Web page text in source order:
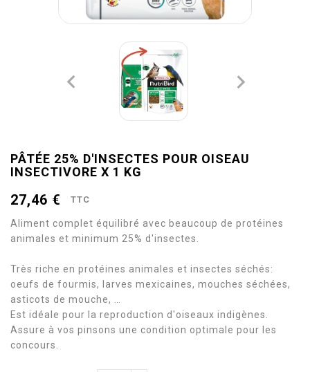
 
PÂTÉE 25% D'INSECTES POUR OISEAU
INSECTIVORE X 1 KG
27,46 € TTC
Aliment complet équilibré avec beaucoup de protéines
animales et minimum 25% d'insectes.
Très riche en protéines animales et insectes séchés:
oeufs de fourmis, larves mexicaines, mouches séchées,
asticots de mouche, …
Est idéale pour la reproduction d'oiseaux indigènes.
Assure à vos pinsons une condition optimale pour les
concours.